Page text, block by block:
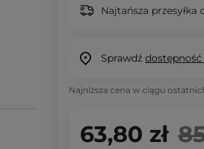
Najtańsza przesyłka
Sprawdź
Najniższa cena w ciągu
63,80 zł